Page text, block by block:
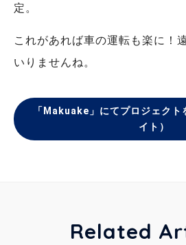
定。
これがあれば車の運転も楽に！
いりませんね。
「Makuake」にてプロジェクト
イト）
Related